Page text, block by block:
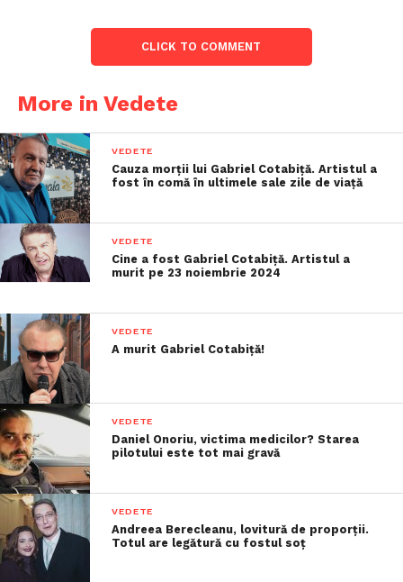
CLICK TO COMMENT
More in Vedete
VEDETE
Cauza morții lui Gabriel Cotabiță. Artistul a
fost în comă în ultimele sale zile de viață
VEDETE
Cine a fost Gabriel Cotabiță. Artistul a
murit pe 23 noiembrie 2024
VEDETE
A murit Gabriel Cotabiță!
VEDETE
Daniel Onoriu, victima medicilor? Starea
pilotului este tot mai gravă
VEDETE
Andreea Berecleanu, lovitură de proporții.
Totul are legătură cu fostul soț